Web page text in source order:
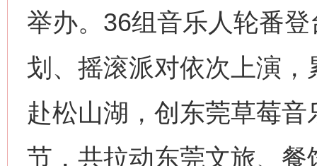
举办。36组音乐人轮番
划、摇滚派对依次上演
赴松山湖，创东莞草莓
节，共拉动东莞文旅、